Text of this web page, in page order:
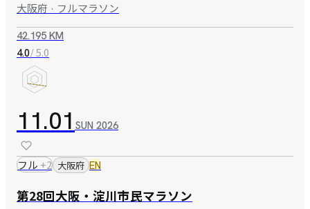
大阪府 · フルマラソン
42.195 KM
4.0/ 5.0
11.01 SUN 2026
フル+2 大阪府 EN
第28回大阪・淀川市民マラソン